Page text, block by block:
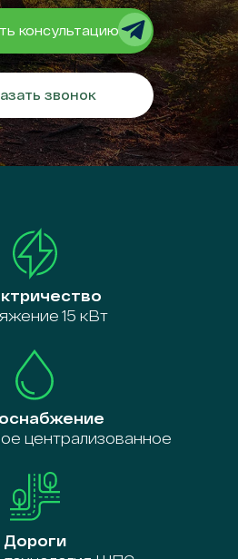
звонок
консультацию
15 кВт
централизованное
Дороги